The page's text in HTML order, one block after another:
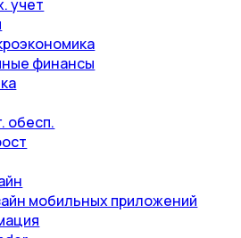
учет
финансы
обесп.
мобильных приложений